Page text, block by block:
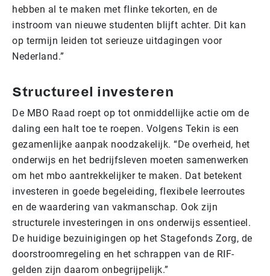
hebben al te maken met flinke tekorten, en de
instroom van nieuwe studenten blijft achter. Dit kan
op termijn leiden tot serieuze uitdagingen voor
Nederland.”
Structureel investeren
De MBO Raad roept op tot onmiddellijke actie om de
daling een halt toe te roepen. Volgens Tekin is een
gezamenlijke aanpak noodzakelijk. “De overheid, het
onderwijs en het bedrijfsleven moeten samenwerken
om het mbo aantrekkelijker te maken. Dat betekent
investeren in goede begeleiding, flexibele leerroutes
en de waardering van vakmanschap. Ook zijn
structurele investeringen in ons onderwijs essentieel.
De huidige bezuinigingen op het Stagefonds Zorg, de
doorstroomregeling en het schrappen van de RIF-
gelden zijn daarom onbegrijpelijk.”